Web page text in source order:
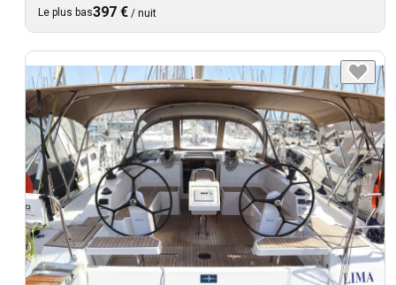
Le plus bas397 € / nuit